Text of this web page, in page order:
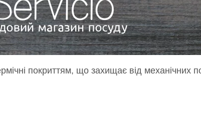
покриттям, що захищає від механічних